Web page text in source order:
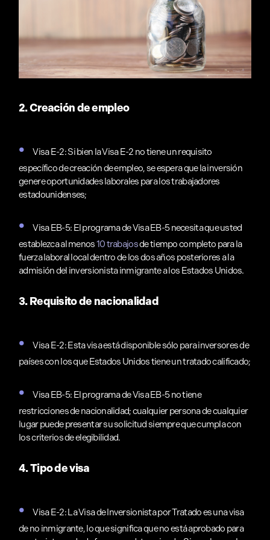
2. Creación de empleo
Visa E-2: Si bien la Visa E-2 no tiene un requisito
específico de creación de empleo, se espera que la inversión
genere oportunidades laborales para los trabajadores
estadounidenses;
Visa EB-5: El programa de Visa EB-5 necesita que usted
establezca al menos10 trabajosde tiempo completo para la
fuerza laboral local dentro de los dos años posteriores a la
admisión del inversionista inmigrante a los Estados Unidos.
3. Requisito de nacionalidad
Visa E-2: Esta visa está disponible sólo para inversores de
países con los que Estados Unidos tiene un tratado calificado;
Visa EB-5: El programa de Visa EB-5 no tiene
restricciones de nacionalidad; cualquier persona de cualquier
lugar puede presentar su solicitud siempre que cumpla con
los criterios de elegibilidad.
4. Tipo de visa
Visa E-2: La Visa de Inversionista por Tratado es una visa
de no inmigrante, lo que significa que no está aprobado para